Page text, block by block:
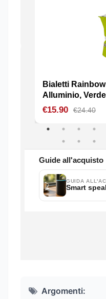
Argomenti: